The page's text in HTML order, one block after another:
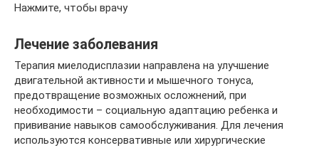
Нажмите, чтобы врачу
Лечение заболевания
Терапия миелодисплазии направлена на улучшение
двигательной активности и мышечного тонуса,
предотвращение возможных осложнений, при
необходимости – социальную адаптацию ребенка и
прививание навыков самообслуживания. Для лечения
используются консервативные или хирургические